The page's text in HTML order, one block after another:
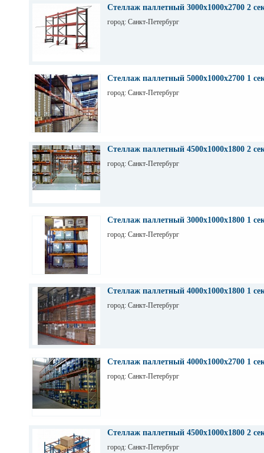
Стеллаж паллетный 3000х1000х2700 2
город: Санкт-Петербург
Стеллаж паллетный 5000х1000х2700 1
город: Санкт-Петербург
Стеллаж паллетный 4500х1000х1800 2
город: Санкт-Петербург
Стеллаж паллетный 3000х1000х1800 1
город: Санкт-Петербург
Стеллаж паллетный 4000х1000х1800 1
город: Санкт-Петербург
Стеллаж паллетный 4000х1000х2700 1
город: Санкт-Петербург
Стеллаж паллетный 4500х1000х1800 2
город: Санкт-Петербург